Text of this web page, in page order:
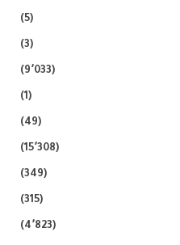
(5)
(3)
(9٬033)
(1)
(49)
(15٬308)
(349)
(315)
(4٬823)